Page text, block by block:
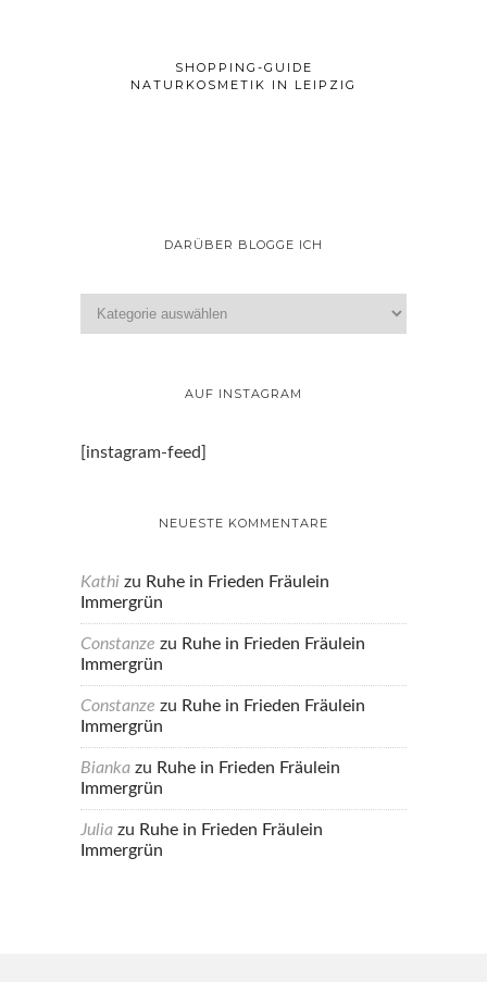
SHOPPING-GUIDE
NATURKOSMETIK IN LEIPZIG
DARÜBER BLOGGE ICH
AUF INSTAGRAM
[instagram-feed]
NEUESTE KOMMENTARE
Kathi zu Ruhe in Frieden Fräulein
Immergrün
Constanze zu Ruhe in Frieden Fräulein
Immergrün
Constanze zu Ruhe in Frieden Fräulein
Immergrün
Bianka zu Ruhe in Frieden Fräulein
Immergrün
Julia zu Ruhe in Frieden Fräulein
Immergrün